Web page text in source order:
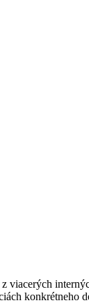
viacerých
konkrétneho